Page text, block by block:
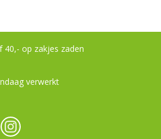
40,- op zakjes zaden
verwerkt